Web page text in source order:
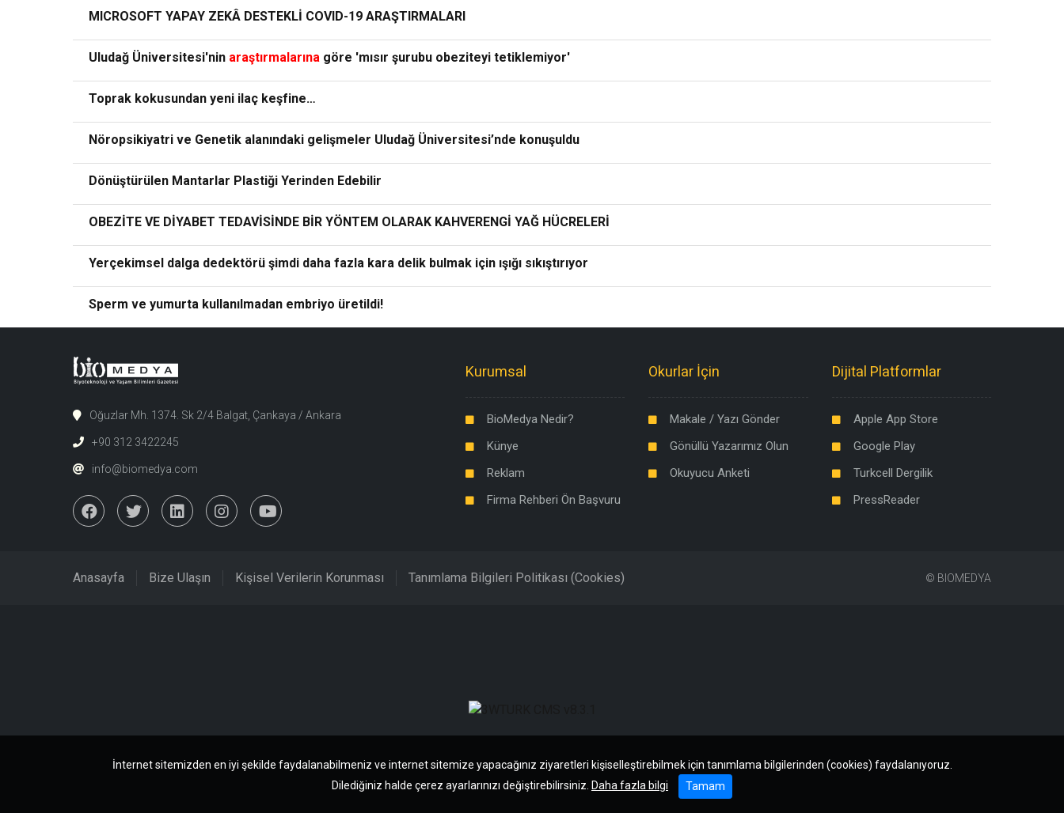
MICROSOFT YAPAY ZEKÂ DESTEKLİ COVID-19 ARAŞTIRMALARI
Uludağ Üniversitesi'nin araştırmalarına göre 'mısır şurubu obeziteyi tetiklemiyor'
Toprak kokusundan yeni ilaç keşfine…
Nöropsikiyatri ve Genetik alanındaki gelişmeler Uludağ Üniversitesi’nde konuşuldu
Dönüştürülen Mantarlar Plastiği Yerinden Edebilir
OBEZİTE VE DİYABET TEDAVİSİNDE BİR YÖNTEM OLARAK KAHVERENGİ YAĞ HÜCRELERİ
Yerçekimsel dalga dedektörü şimdi daha fazla kara delik bulmak için ışığı sıkıştırıyor
Sperm ve yumurta kullanılmadan embriyo üretildi!
İnternet sitemizden en iyi şekilde faydalanabilmeniz ve internet sitemize yapacağınız ziyaretleri kişiselleştirebilmek için tanımlama bilgilerinden (cookies) faydalanıyoruz.
Dilediğiniz halde çerez ayarlarınızı değiştirebilirsiniz. Daha fazla bilgi Tamam
Oğuzlar Mh. 1374. Sk 2/4 Balgat, Çankaya / Ankara
+90 312 3422245
info@biomedya.com
Kurumsal
BioMedya Nedir?
Künye
Reklam
Firma Rehberi Ön Başvuru
Okurlar İçin
Makale / Yazı Gönder
Gönüllü Yazarımız Olun
Okuyucu Anketi
Dijital Platformlar
Apple App Store
Google Play
Turkcell Dergilik
PressReader
Anasayfa Bize Ulaşın Kişisel Verilerin Korunması Tanımlama Bilgileri Politikası (Cookies) © BIOMEDYA